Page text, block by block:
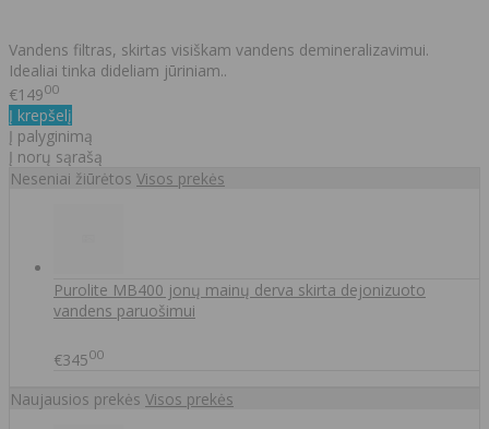
Vandens filtras, skirtas visiškam vandens demineralizavimui.
Idealiai tinka dideliam jūriniam..
€14900
Į krepšelį
Į palyginimą
Į norų sąrašą
Neseniai žiūrėtos Visos prekės
Purolite MB400 jonų mainų derva skirta dejonizuoto
vandens paruošimui
€34500
Naujausios prekės Visos prekės